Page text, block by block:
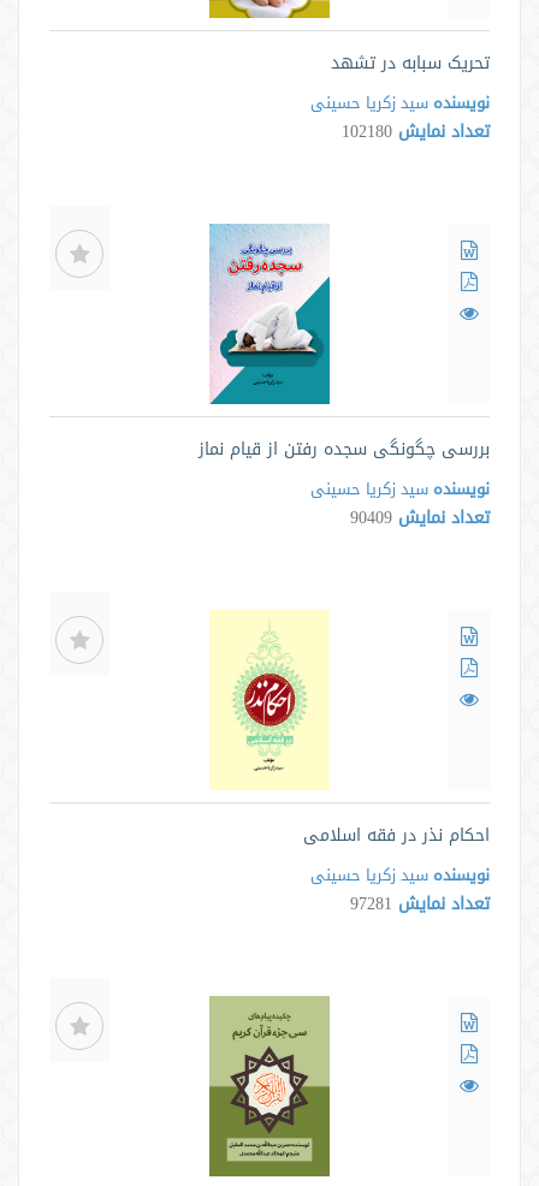
تحریک سبابه در تشهد
نویسنده سید زکریا حسینی
تعداد نمایش 102180
بررسی چگونگی سجده رفتن از قیام نماز
نویسنده سید زکریا حسینی
تعداد نمایش 90409
احکام نذر در فقه اسلامی
نویسنده سید زکریا حسینی
تعداد نمایش 97281